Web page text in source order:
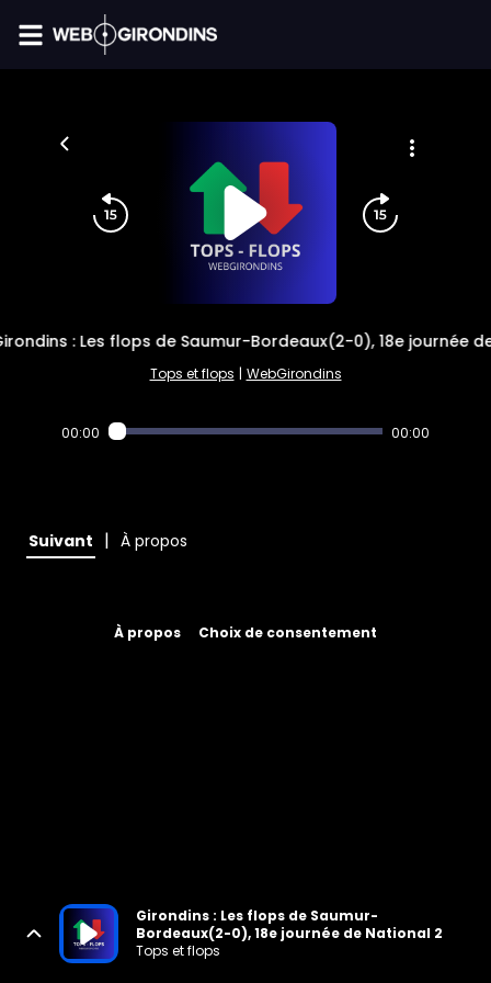
: Les flops de Saumur-Bordeaux(2-0), 18e journée
Tops et flops | WebGirondins
00:00 00:00
Suivant | À propos
À propos Choix de consentement
Girondins : Les flops de Saumur-
Bordeaux(2-0), 18e journée de National 2
Tops et flops